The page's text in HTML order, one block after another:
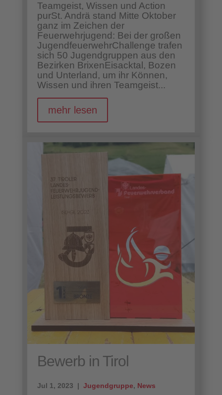
Teamgeist, Wissen und Action
purSt. Andrä stand Mitte Oktober
ganz im Zeichen der
Feuerwehrjugend: Bei der großen
JugendfeuerwehrChallenge trafen
sich 50 Jugendgruppen aus den
Bezirken BrixenEisacktal, Bozen
und Unterland, um ihr Können,
Wissen und ihren Teamgeist...
mehr lesen
Bewerb in Tirol
Jul 1, 2023 | Jugendgruppe, News